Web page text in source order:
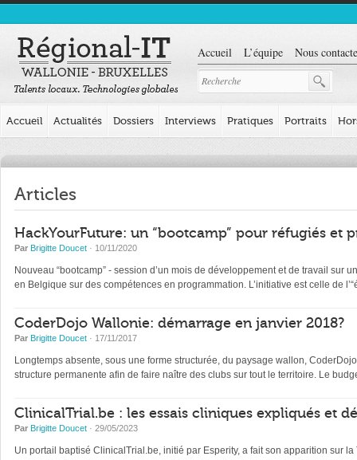
Accueil L’équipe Nous
Accueil Actualités Dossiers Interviews Pratiques Portraits
Articles
HackYourFuture: un “bootcamp” pour réfugiés et
Par Brigitte Doucet · 10/11/2020
Nouveau “bootcamp” - session d’un mois de développement et de travail
en Belgique sur des compétences en programmation. L’initiative est celle de
CoderDojo Wallonie: démarrage en janvier 2018?
Par Brigitte Doucet · 17/11/2017
Longtemps absente, sous une forme structurée, du paysage wallon,
structure permanente afin de faire naître des clubs sur tout le territoire. Le
ClinicalTrial.be : les essais cliniques expliqués et
Par Brigitte Doucet · 29/05/2023
Un portail baptisé ClinicalTrial.be, initié par Esperity, a fait son apparition sur